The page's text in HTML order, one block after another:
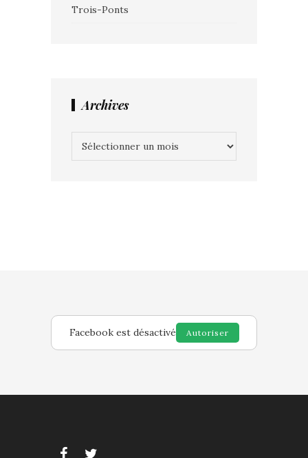
Trois-Ponts
Archives
Facebook est désactivé Autoriser